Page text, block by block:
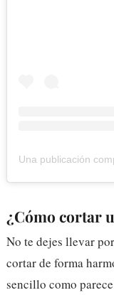
¿Cómo cortar
No te dejes llevar
cortar de forma
sencillo como